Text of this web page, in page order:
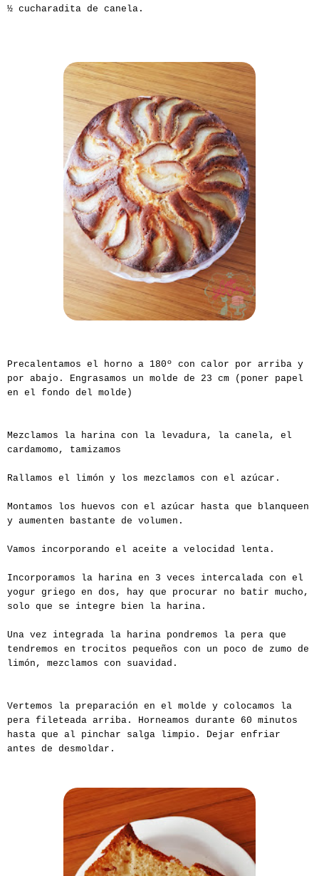
½ cucharadita de canela.
Precalentamos el horno a 180º con calor por arriba y
por abajo. Engrasamos un molde de 23 cm (poner papel
en el fondo del molde)
Mezclamos la harina con la levadura, la canela, el
cardamomo, tamizamos
Rallamos el limón y los mezclamos con el azúcar.
Montamos los huevos con el azúcar hasta que blanqueen
y aumenten bastante de volumen.
Vamos incorporando el aceite a velocidad lenta.
Incorporamos la harina en 3 veces intercalada con el
yogur griego en dos, hay que procurar no batir mucho,
solo que se integre bien la harina.
Una vez integrada la harina pondremos la pera que
tendremos en trocitos pequeños con un poco de zumo de
limón, mezclamos con suavidad.
Vertemos la preparación en el molde y colocamos la
pera fileteada arriba. Horneamos durante 60 minutos
hasta que al pinchar salga limpio. Dejar enfriar
antes de desmoldar.